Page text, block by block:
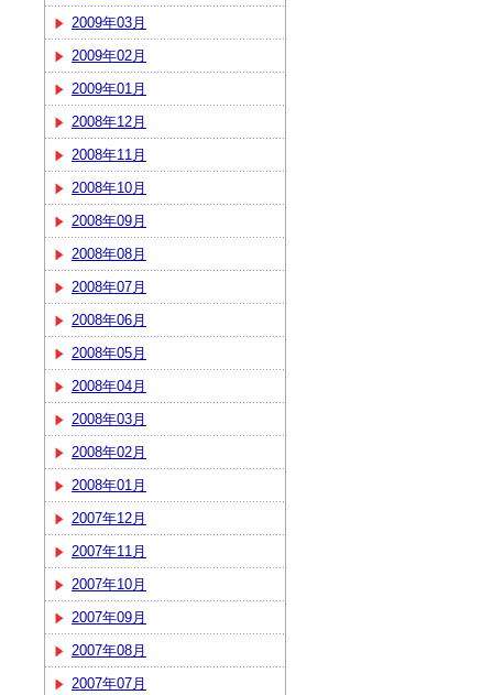
2009年03月
2009年02月
2009年01月
2008年12月
2008年11月
2008年10月
2008年09月
2008年08月
2008年07月
2008年06月
2008年05月
2008年04月
2008年03月
2008年02月
2008年01月
2007年12月
2007年11月
2007年10月
2007年09月
2007年08月
2007年07月